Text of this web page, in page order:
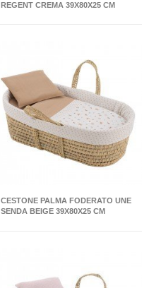
REGENT CREMA 39X80X25 CM
CESTONE PALMA FODERATO UNE
SENDA BEIGE 39X80X25 CM